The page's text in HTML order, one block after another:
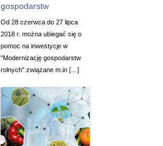
gospodarstw
Od 28 czerwca do 27 lipca
2018 r. można ubiegać się o
pomoc na inwestycje w
"Modernizację gospodarstw
rolnych" związane m.in […]